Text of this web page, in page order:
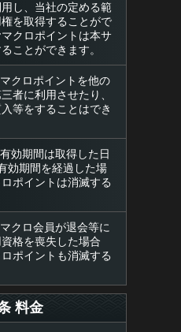
し、当社の定める範
を取得することがで
クロポイントは本サ
ことができます。
クロポイントを他の
者に利用させたり、
等をすることはでき
効期間は取得した日
効期間を経過した場
ポイントは消滅する
クロ会員が退会等に
格を喪失した場合
ポイントも消滅する
料金